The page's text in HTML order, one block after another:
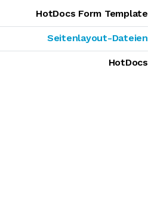
HotDocs Form Template
Seitenlayout-Dateien
HotDocs